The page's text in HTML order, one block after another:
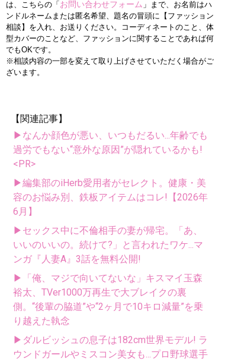
は、こちらの「お問い合わせフォーム 」まで、お名前はハ
ンドルネームまたは匿名希望、題名の冒頭に【ファッション
相談】を入れ、お送りください。コーディネートのこと、体
型カバーのことなど、ファッションに関することであれば何
でもOKです。
※相談内容の一部を変えて取り上げさせていただく場合がご
ざいます。
【関連記事】
▶なんか顔色が悪い、いつもだるい...年齢でも
過労でもない“意外な原因”が隠れているかも!
<PR>
▶編集部のiHerb愛用者がセレクト。健康・美
容のお悩み別、鉄板アイテムはコレ!【2026年
6月】
▶セックス中に不倫相手の妻が帰宅。「あ、
いいのいいの。続けて?」と言われたワケ...マ
ンガ『人妻A』3話を無料公開!
▶「俺、マジで向いてないな」キスマイ玉森
裕太、TVer1000万再生で大ブレイクの裏
側。“後輩の脇道”や“2ヶ月で10キロ減量”を乗
り越えた執念
▶ダルビッシュの息子は182cm世界モデル! ラ
ウンドガールやミスコン美女も...プロ野球選手